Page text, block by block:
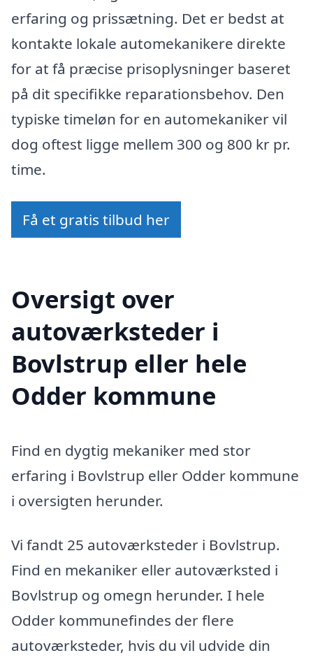
erfaring og prissætning. Det er bedst at
kontakte lokale automekanikere direkte
for at få præcise prisoplysninger baseret
på dit specifikke reparationsbehov. Den
typiske timeløn for en automekaniker vil
dog oftest ligge mellem 300 og 800 kr pr.
time.
Få et gratis tilbud her
Oversigt over
autoværksteder i
Bovlstrup eller hele
Odder kommune
Find en dygtig mekaniker med stor
erfaring i Bovlstrup eller Odder kommune
i oversigten herunder.
Vi fandt 25 autoværksteder i Bovlstrup.
Find en mekaniker eller autoværksted i
Bovlstrup og omegn herunder. I hele
Odder kommunefindes der flere
autoværksteder, hvis du vil udvide din